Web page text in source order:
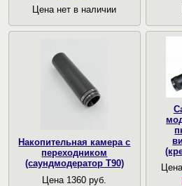
Цена нет в наличии
Накопительная камера с
переходником
(саундмодератор Т90)
Цена 1360 руб.